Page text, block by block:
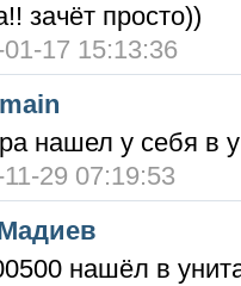
зачёт просто))
17 15:13:36
нашел у себя в
29 07:19:53
нашёл в